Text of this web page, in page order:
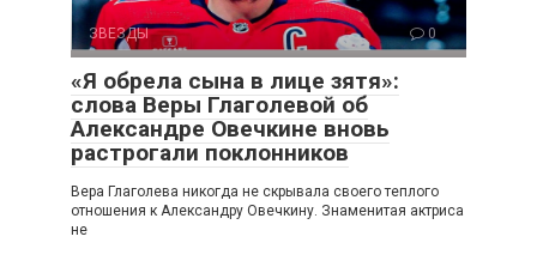
ЗВЕЗДЫ 0
«Я обрела сына в лице зятя»:
слова Веры Глаголевой об
Александре Овечкине вновь
растрогали поклонников
Вера Глаголева никогда не скрывала своего теплого
отношения к Александру Овечкину. Знаменитая актриса
не